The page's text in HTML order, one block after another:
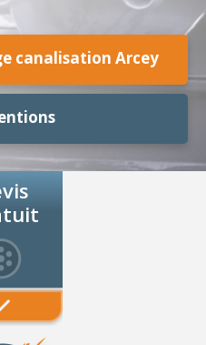
canalisation Arcey